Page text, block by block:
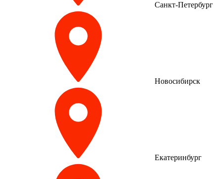
Санкт-Петербург
Новосибирск
Екатеринбург